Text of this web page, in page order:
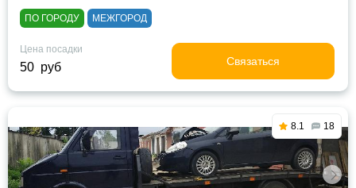
ПО ГОРОДУ МЕЖГОРОД
Цена посадки
50 руб Связаться
8.1 18